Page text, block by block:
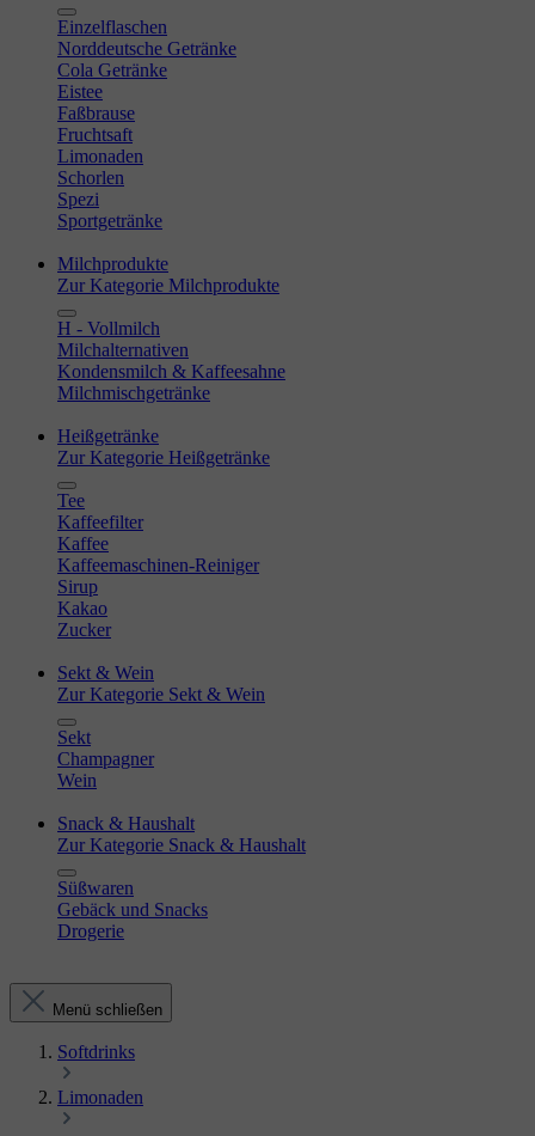
Einzelflaschen
Norddeutsche Getränke
Cola Getränke
Eistee
Faßbrause
Fruchtsaft
Limonaden
Schorlen
Spezi
Sportgetränke
Milchprodukte
Zur Kategorie Milchprodukte
H - Vollmilch
Milchalternativen
Kondensmilch & Kaffeesahne
Milchmischgetränke
Heißgetränke
Zur Kategorie Heißgetränke
Tee
Kaffeefilter
Kaffee
Kaffeemaschinen-Reiniger
Sirup
Kakao
Zucker
Sekt & Wein
Zur Kategorie Sekt & Wein
Sekt
Champagner
Wein
Snack & Haushalt
Zur Kategorie Snack & Haushalt
Süßwaren
Gebäck und Snacks
Drogerie
Menü schließen
Softdrinks
Limonaden